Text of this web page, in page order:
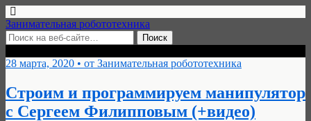
Занимательная робототехника
28 марта, 2020 • от Занимательная робототехника
Строим и программируем манипулятор
с Сергеем Филипповым (+видео)